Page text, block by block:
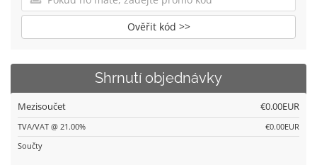
Ověřit kód >>
Shrnutí objednávky
Mezisoučet €0.00EUR
TVA/VAT @ 21.00%
€0.00EUR
Součty